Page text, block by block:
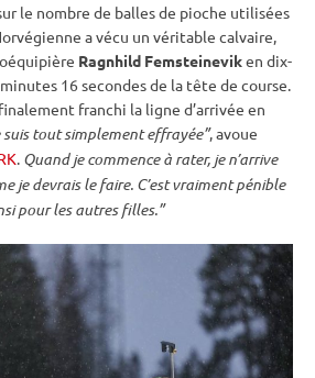
le nombre de balles de pioche utilisées
a vécu un véritable calvaire,
Ragnhild Femsteineviken dix-
16 secondes de la tête de course.
franchi la ligne d’arrivée en
suis tout simplement effrayée”, avoue
. Quand je commence à rater, je n’arrive
je devrais le faire. C’est vraiment pénible
pour les autres filles.”